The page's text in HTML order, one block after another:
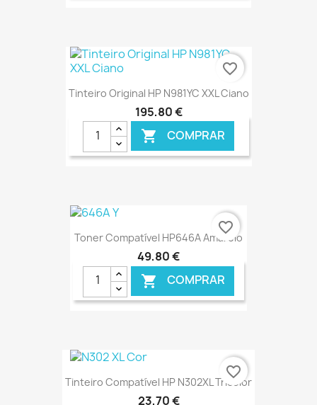
€ ONLINE
Tinteiro Original HP N981YC XXL Ciano
195,80 €
 COMPRAR
favorite_border
Toner Compatível HP646A Amarelo
49,80 €
 COMPRAR
€ ONLINE
favorite_border
Tinteiro Compatível HP N302XL Tricolor
23,70 €
favorite_border